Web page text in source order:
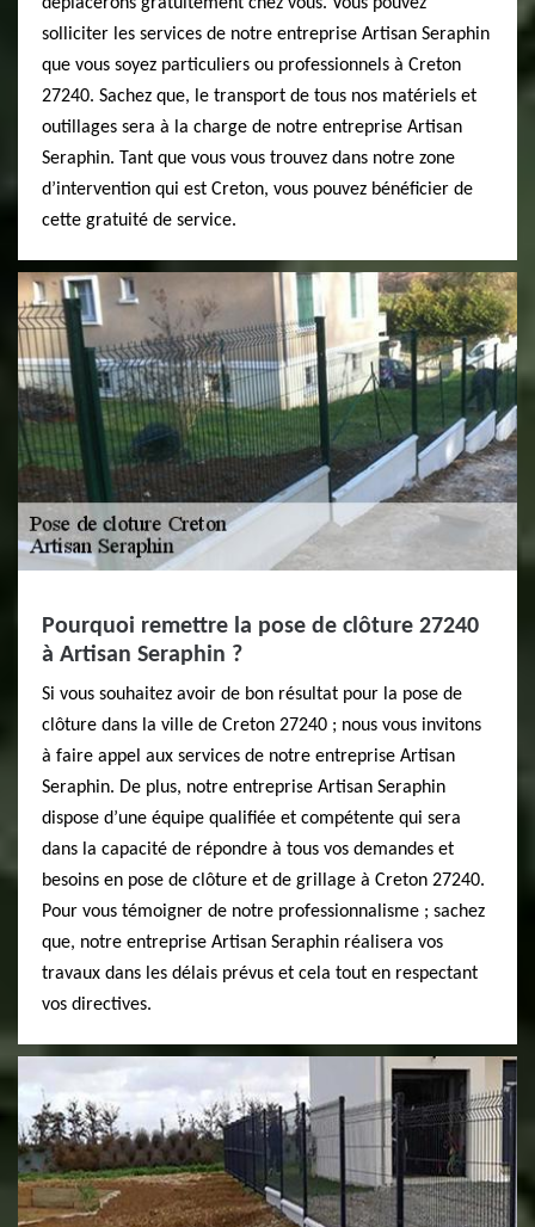
solliciter les services de notre entreprise Artisan Seraphin
que vous soyez particuliers ou professionnels à Creton
27240. Sachez que, le transport de tous nos matériels et
outillages sera à la charge de notre entreprise Artisan
Seraphin. Tant que vous vous trouvez dans notre zone
d’intervention qui est Creton, vous pouvez bénéficier de
cette gratuité de service.
Pourquoi remettre la pose de clôture 27240
à Artisan Seraphin ?
Si vous souhaitez avoir de bon résultat pour la pose de
clôture dans la ville de Creton 27240 ; nous vous invitons
à faire appel aux services de notre entreprise Artisan
Seraphin. De plus, notre entreprise Artisan Seraphin
dispose d’une équipe qualifiée et compétente qui sera
dans la capacité de répondre à tous vos demandes et
besoins en pose de clôture et de grillage à Creton 27240.
Pour vous témoigner de notre professionnalisme ; sachez
que, notre entreprise Artisan Seraphin réalisera vos
travaux dans les délais prévus et cela tout en respectant
vos directives.